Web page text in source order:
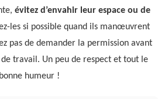
évitez d’envahir leur espace ou de
les si possible quand ils manœuvrent
pas de demander la permission avant
travail. Un peu de respect et tout le
humeur !